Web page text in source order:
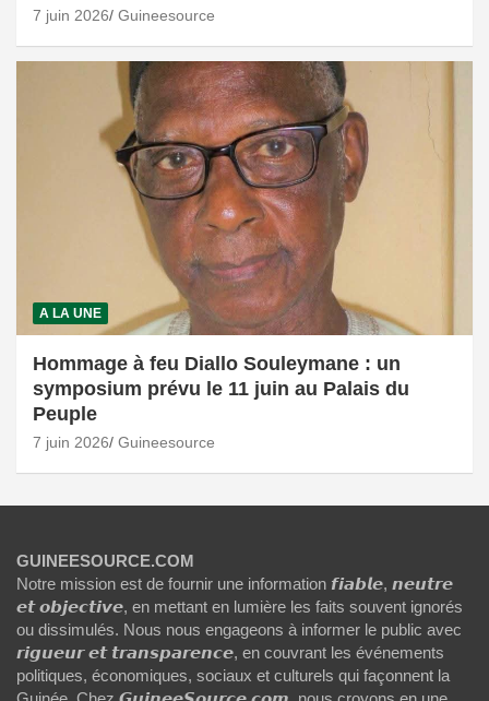
7 juin 2026 Guineesource
A LA UNE
Hommage à feu Diallo Souleymane : un
symposium prévu le 11 juin au Palais du
Peuple
7 juin 2026 Guineesource
GUINEESOURCE.COM
Notre mission est de fournir une information 𝙛𝙞𝙖𝙗𝙡𝙚, 𝙣𝙚𝙪𝙩𝙧𝙚
𝙚𝙩 𝙤𝙗𝙟𝙚𝙘𝙩𝙞𝙫𝙚, en mettant en lumière les faits souvent ignorés
ou dissimulés. Nous nous engageons à informer le public avec
𝙧𝙞𝙜𝙪𝙚𝙪𝙧 𝙚𝙩 𝙩𝙧𝙖𝙣𝙨𝙥𝙖𝙧𝙚𝙣𝙘𝙚, en couvrant les événements
politiques, économiques, sociaux et culturels qui façonnent la